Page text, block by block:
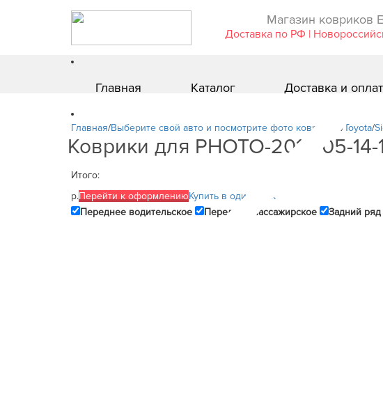
Магазин ковриков
Доставка по РФ |
Главная Каталог Доставка и
Главная/Выберите свой авто и посмотрите фото ковриков!/ Toyota/
Коврики для PHOTO-2019-05-14-
Итого:
р.Перейти к оформлениюКупить в один клик
Переднее водительское
Переднее пассажирское Задний